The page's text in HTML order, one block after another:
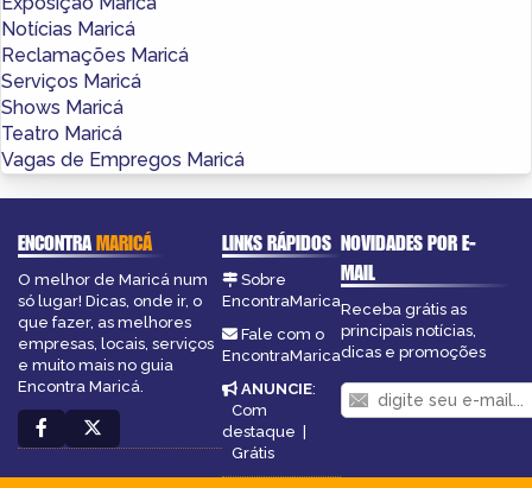
Notícias Maricá
Reclamações Maricá
Serviços Maricá
Shows Maricá
Teatro Maricá
Vagas de Empregos Maricá
ENCONTRAMARICÁ
O melhor de Maricá num
só lugar! Dicas, onde ir, o
que fazer, as melhores
empresas, locais, serviços
e muito mais no guia
Encontra Maricá.
LINKS RÁPIDOS
Sobre
EncontraMarica
Fale com o
EncontraMarica
ANUNCIE:
Com
destaque
Grátis
NOVIDADES POR E-
MAIL
Receba grátis as
principais notícias,
dicas e promoções